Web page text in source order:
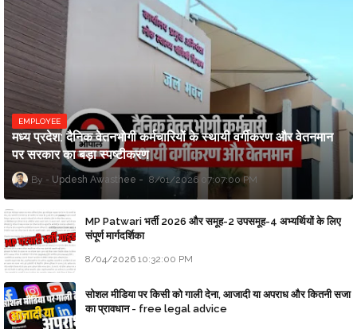
EMPLOYEE
मध्य प्रदेश: दैनिक वेतनभोगी कर्मचारियों के स्थायी वर्गीकरण और वेतनमान
पर सरकार का बड़ा स्पष्टीकरण
Updesh Awasthee 8/01/2026 07:07:00 PM
MP Patwari भर्ती 2026 और समूह-2 उपसमूह-4 अभ्यर्थियों के लिए
संपूर्ण मार्गदर्शिका
8/04/2026 10:32:00 PM
सोशल मीडिया पर किसी को गाली देना, आजादी या अपराध और कितनी सजा
का प्रावधान - free legal advice